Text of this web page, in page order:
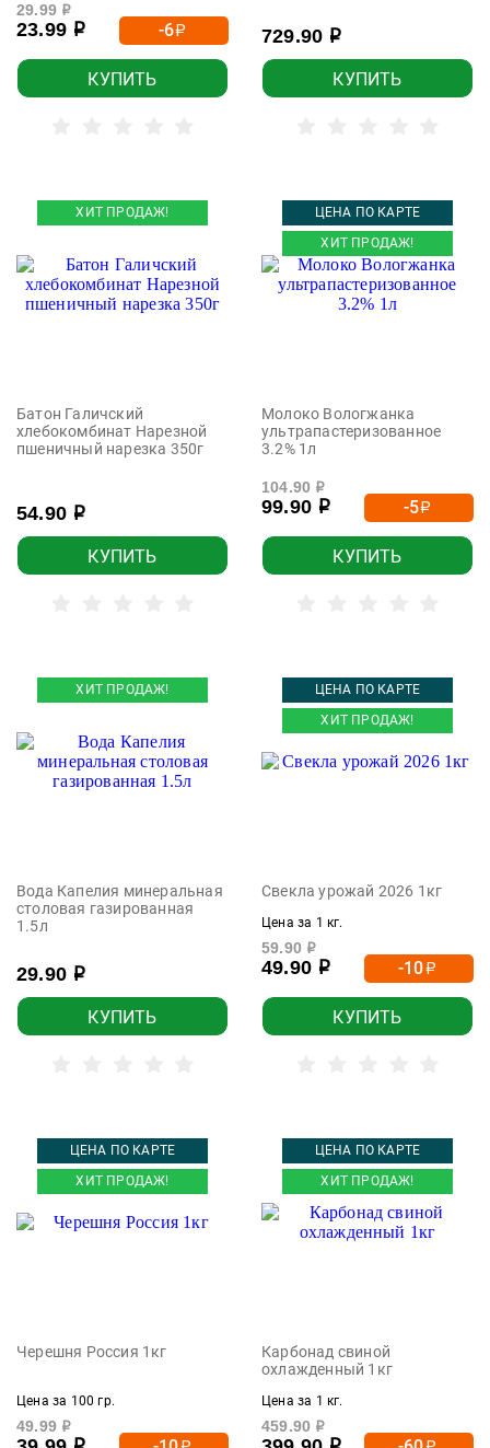
29.99 р
23.99 р -6р
КУПИТЬ
729.90 р
КУПИТЬ
ХИТ ПРОДАЖ!
Батон Галичский
хлебокомбинат Нарезной
пшеничный нарезка 350г
54.90 р
КУПИТЬ
ЦЕНА ПО КАРТЕ
ХИТ ПРОДАЖ!
Молоко Вологжанка
ультрапастеризованное
3.2% 1л
104.90 р
99.90 р -5р
КУПИТЬ
ХИТ ПРОДАЖ!
Вода Капелия минеральная
столовая газированная
1.5л
29.90 р
КУПИТЬ
ЦЕНА ПО КАРТЕ
ХИТ ПРОДАЖ!
Свекла урожай 2026 1кг
Цена за 1 кг.
59.90 р
49.90 р -10р
КУПИТЬ
ЦЕНА ПО КАРТЕ
ХИТ ПРОДАЖ!
Черешня Россия 1кг
Цена за 100 гр.
49.99 р
ЦЕНА ПО КАРТЕ
ХИТ ПРОДАЖ!
Карбонад свиной
охлажденный 1кг
Цена за 1 кг.
459.90 р